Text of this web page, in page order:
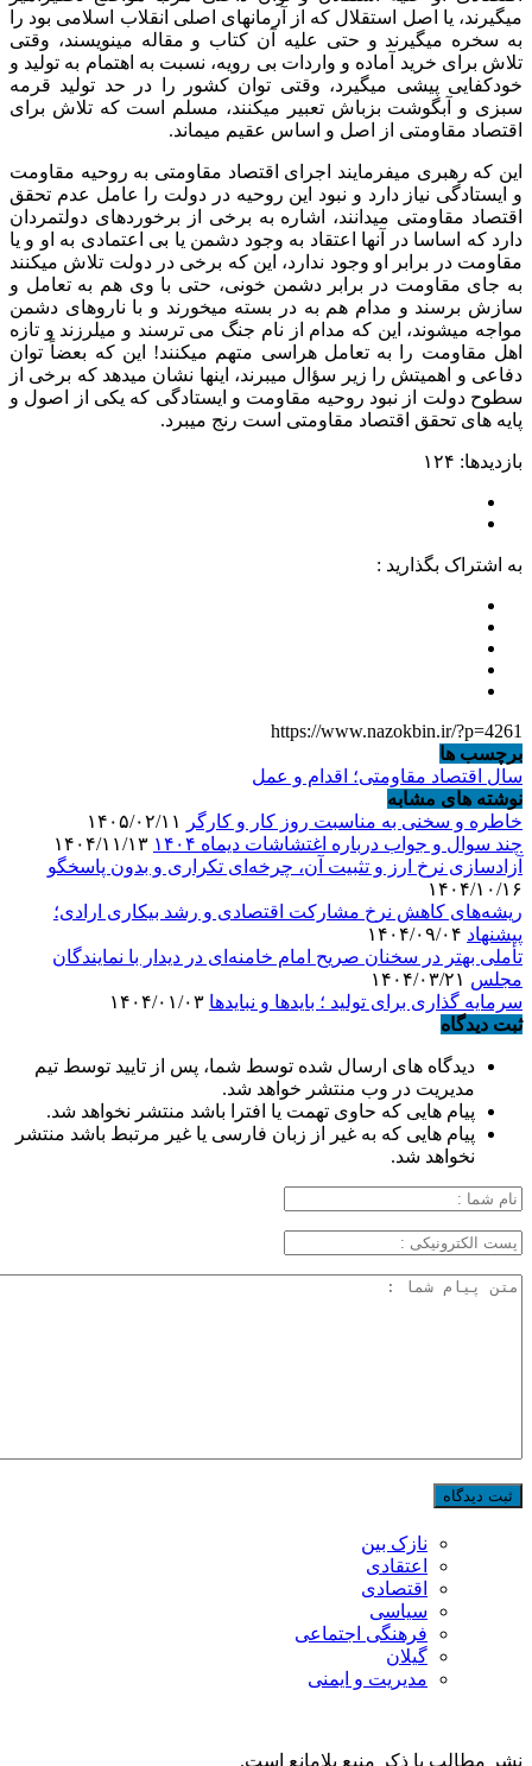
میگیرند، یا اصل استقلال که از آرمانهای اصلی انقلاب اسلامی بود را
به سخره میگیرند و حتی علیه آن کتاب و مقاله مینویسند، وقتی
تلاش برای خرید آماده و واردات بی رویه، نسبت به اهتمام به تولید و
خودکفایی پیشی میگیرد، وقتی توان کشور را در حد تولید قرمه
سبزی و آبگوشت بزباش تعبیر میکنند، مسلم است که تلاش برای
اقتصاد مقاومتی از اصل و اساس عقیم میماند.
این که رهبری میفرمایند اجرای اقتصاد مقاومتی به روحیه مقاومت
و ایستادگی نیاز دارد و نبود این روحیه در دولت را عامل عدم تحقق
اقتصاد مقاومتی میدانند، اشاره به برخی از برخوردهای دولتمردان
دارد که اساسا در آنها اعتقاد به وجود دشمن یا بی اعتمادی به او و یا
مقاومت در برابر او وجود ندارد، این که برخی در دولت تلاش میکنند
به جای مقاومت در برابر دشمن خونی، حتی با وی هم به تعامل و
سازش برسند و مدام هم به در بسته میخورند و با ناروهای دشمن
مواجه میشوند، این که مدام از نام جنگ می ترسند و میلرزند و تازه
اهل مقاومت را به تعامل هراسی متهم میکنند! این که بعضاً توان
دفاعی و اهمیتش را زیر سؤال میبرند، اینها نشان میدهد که برخی از
سطوح دولت از نبود روحیه مقاومت و ایستادگی که یکی از اصول و
پایه های تحقق اقتصاد مقاومتی است رنج میبرد.
بازدیدها: ۱۲۴
به اشتراک بگذارید :
https://www.nazokbin.ir/?p=4261
برچسب ها
سال اقتصاد مقاومتی؛ اقدام و عمل
نوشته های مشابه
خاطره و سخنی به مناسبت روز کار و کارگر
چند سوال و جواب درباره اغتشاشات دیماه ۱۴۰۴
آزادسازی نرخ ارز و تثبیت آن، چرخه‌ای تکراری و بدون پاسخگو
۱۴۰۴/۱۰/۱۶
ریشه‌های کاهش نرخ مشارکت اقتصادی و رشد بیکاری ارادی؛
پیشنهاد
تأملی بهتر در سخنان صریح امام خامنه‌ای در دیدار با نمایندگان
مجلس
سرمایه گذاری برای تولید ؛ بایدها و نبایدها
ثبت دیدگاه
دیدگاه های ارسال شده توسط شما، پس از تایید توسط تیم
مدیریت در وب منتشر خواهد شد.
پیام هایی که حاوی تهمت یا افترا باشد منتشر نخواهد شد.
پیام هایی که به غیر از زبان فارسی یا غیر مرتبط باشد منتشر
نخواهد شد.
نازک بین
اعتقادی
اقتصادی
سیاسی
فرهنگی اجتماعی
گیلان
مدیریت و ایمنی
نشر مطالب با ذکر منبع بلامانع است.